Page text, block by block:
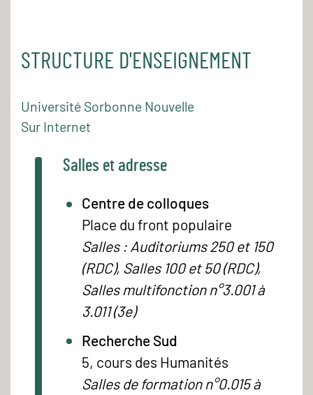
STRUCTURE D'ENSEIGNEMENT
Université Sorbonne Nouvelle
Sur Internet
Salles et adresse
Centre de colloques
Place du front populaire
Salles : Auditoriums 250 et 150
(RDC), Salles 100 et 50 (RDC),
Salles multifonction n°3.001 à
3.011 (3e)
Recherche Sud
5, cours des Humanités
Salles de formation n°0.015 à